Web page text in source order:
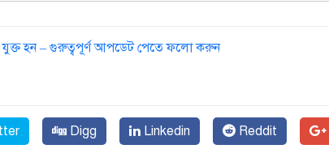
হন – গুরুত্বপূর্ণ আপডেট পেতে ফলো করুন
Digg Linkedin Reddit